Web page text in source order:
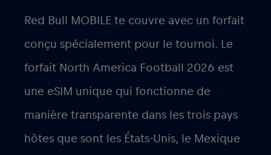
Red Bull MOBILE te couvre avec un forfait
conçu spécialement pour le tournoi. Le
forfait North America Football 2026 est
une eSIM unique qui fonctionne de
manière transparente dans les trois pays
hôtes que sont les États-Unis, le Mexique